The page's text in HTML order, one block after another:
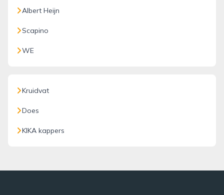
Albert Heijn
Scapino
WE
Kruidvat
Does
KIKA kappers